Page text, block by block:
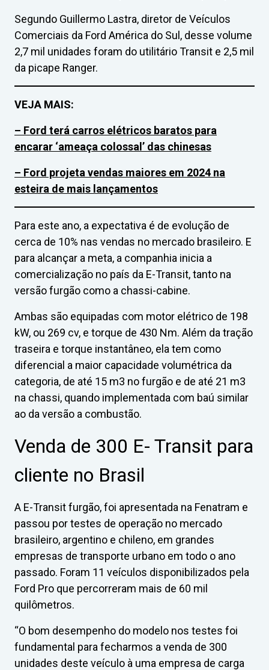
Segundo Guillermo Lastra, diretor de Veículos
Comerciais da Ford América do Sul, desse volume
2,7 mil unidades foram do utilitário Transit e 2,5 mil
da picape Ranger.
VEJA MAIS:
– Ford terá carros elétricos baratos para
encarar ‘ameaça colossal’ das chinesas
– Ford projeta vendas maiores em 2024 na
esteira de mais lançamentos
Para este ano, a expectativa é de evolução de
cerca de 10% nas vendas no mercado brasileiro. E
para alcançar a meta, a companhia inicia a
comercialização no país da E-Transit, tanto na
versão furgão como a chassi-cabine.
Ambas são equipadas com motor elétrico de 198
kW, ou 269 cv, e torque de 430 Nm. Além da tração
traseira e torque instantâneo, ela tem como
diferencial a maior capacidade volumétrica da
categoria, de até 15 m3 no furgão e de até 21 m3
na chassi, quando implementada com baú similar
ao da versão a combustão.
Venda de 300 E- Transit para
cliente no Brasil
A E-Transit furgão, foi apresentada na Fenatram e
passou por testes de operação no mercado
brasileiro, argentino e chileno, em grandes
empresas de transporte urbano em todo o ano
passado. Foram 11 veículos disponibilizados pela
Ford Pro que percorreram mais de 60 mil
quilômetros.
“O bom desempenho do modelo nos testes foi
fundamental para fecharmos a venda de 300
unidades deste veículo à uma empresa de carga